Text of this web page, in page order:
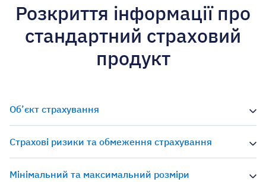
Розкриття інформації про
стандартний страховий
продукт
Об’єкт страхування
Страхові ризики та обмеження страхування
Мінімальний та максимальний розміри